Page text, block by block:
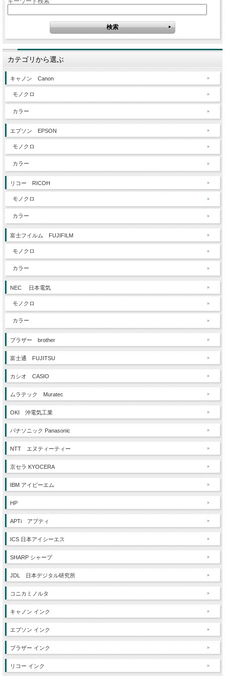
カテゴリから選ぶ
キャノン Canon
モノクロ
カラー
エプソン EPSON
モノクロ
カラー
リコー RICOH
モノクロ
カラー
富士フイルム FUJIFILM
モノクロ
カラー
NEC 日本電気
モノクロ
カラー
ブラザー brother
富士通 FUJITSU
カシオ CASIO
ムラテック Muratec
OKI 沖電気工業
パナソニック Panasonic
NTT エヌティーティー
京セラ KYOCERA
IBM アイビーエム
HP
APTi アプティ
ICS 日本アイシーエス
SHARP シャープ
JDL 日本デジタル研究所
コニカミノルタ
キャノン インク
エプソン インク
ブラザー インク
リコー インク